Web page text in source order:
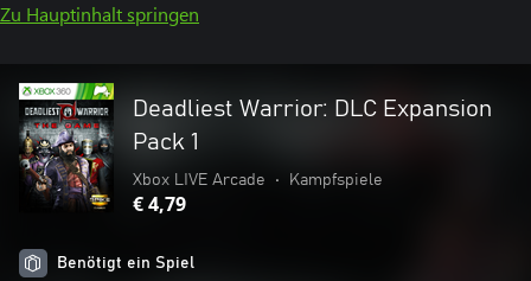
Zu Hauptinhalt springen
Deadliest Warrior: DLC Expansion
Pack 1
Xbox LIVE Arcade • Kampfspiele
€ 4,79
Benötigt ein Spiel